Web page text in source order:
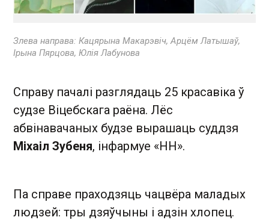
Злева направа: Кацярына Макарэвіч, Арцём Латышаў,
Ірына Пярцова, Юлія Лабунова
Справу пачалі разглядаць 25 красавіка ў
судзе Віцебскага раёна. Лёс
абвінавачаных будзе вырашаць суддзя
Міхаіл Зубеня, інфармуе «НН».
Па справе праходзяць чацвёра маладых
людзей: тры дзяўчыны і адзін хлопец.